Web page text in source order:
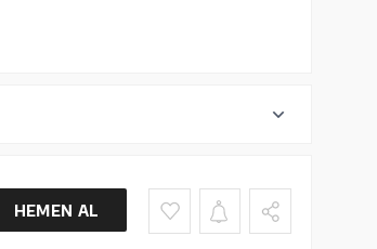
HEMEN AL